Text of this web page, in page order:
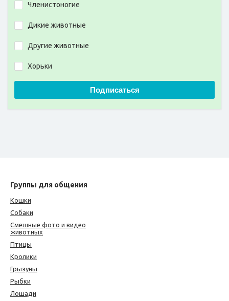
Членистоногие
Дикие животные
Другие животные
Хорьки
Подписаться
Группы для общения
Кошки
Собаки
Смешные фото и видео
животных
Птицы
Кролики
Грызуны
Рыбки
Лошади